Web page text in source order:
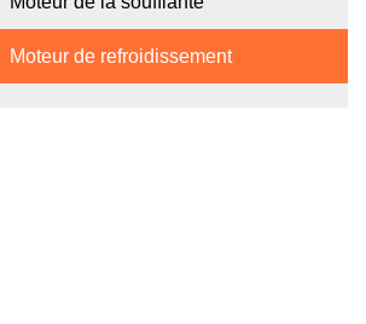
Moteur de refroidissement